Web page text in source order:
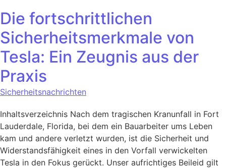
Die fortschrittlichen
Sicherheitsmerkmale von
Tesla: Ein Zeugnis aus der
Praxis
Sicherheitsnachrichten
Inhaltsverzeichnis Nach dem tragischen Kranunfall in Fort
Lauderdale, Florida, bei dem ein Bauarbeiter ums Leben
kam und andere verletzt wurden, ist die Sicherheit und
Widerstandsfähigkeit eines in den Vorfall verwickelten
Tesla in den Fokus gerückt. Unser aufrichtiges Beileid gilt